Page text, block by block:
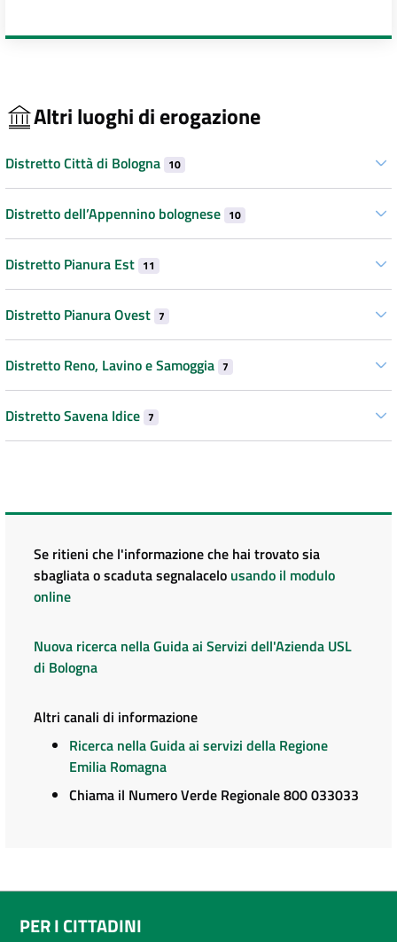
Altri luoghi di erogazione
Distretto Città di Bologna 10
Distretto dell’Appennino bolognese 10
Distretto Pianura Est 11
Distretto Pianura Ovest 7
Distretto Reno, Lavino e Samoggia 7
Distretto Savena Idice 7
Se ritieni che l'informazione che hai trovato sia
sbagliata o scaduta segnalacelo usando il modulo
online
Nuova ricerca nella Guida ai Servizi dell'Azienda USL
di Bologna
Altri canali di informazione
Ricerca nella Guida ai servizi della Regione
Emilia Romagna
Chiama il Numero Verde Regionale 800 033033
PER I CITTADINI